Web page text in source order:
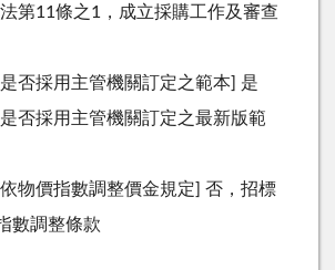
第11條之1，成立採購工作及審查
否採用主管機關訂定之範本] 是
否採用主管機關訂定之最新版範
物價指數調整價金規定] 否，招標
數調整條款